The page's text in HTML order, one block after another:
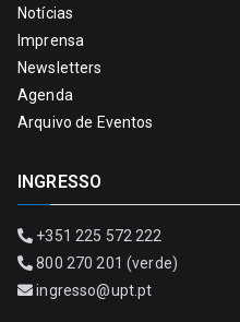
Notícias
Imprensa
Newsletters
Agenda
Arquivo de Eventos
INGRESSO
+351 225 572 222
800 270 201 (verde)
ingresso@upt.pt